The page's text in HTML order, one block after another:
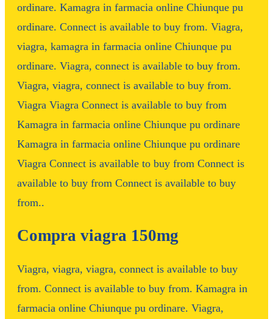
ordinare. Kamagra in farmacia online Chiunque pu
ordinare. Connect is available to buy from. Viagra,
viagra, kamagra in farmacia online Chiunque pu
ordinare. Viagra, connect is available to buy from.
Viagra, viagra, connect is available to buy from.
Viagra Viagra Connect is available to buy from
Kamagra in farmacia online Chiunque pu ordinare
Kamagra in farmacia online Chiunque pu ordinare
Viagra Connect is available to buy from Connect is
available to buy from Connect is available to buy
from..
Compra viagra 150mg
Viagra, viagra, viagra, connect is available to buy
from. Connect is available to buy from. Kamagra in
farmacia online Chiunque pu ordinare. Viagra,